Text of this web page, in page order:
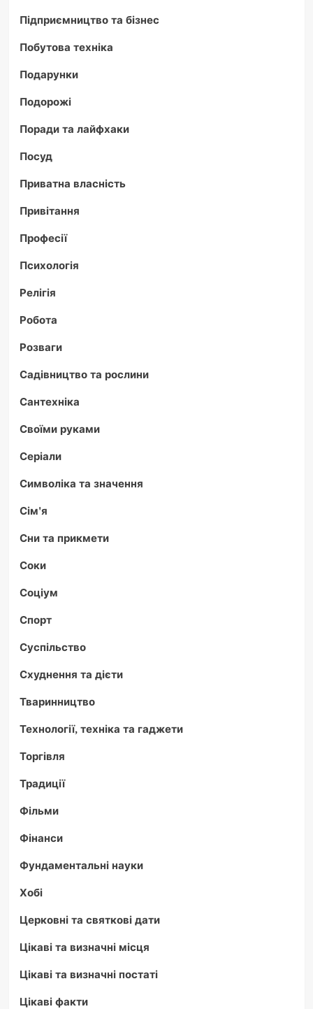
Підприємництво та бізнес
Побутова техніка
Подарунки
Подорожі
Поради та лайфхаки
Посуд
Приватна власність
Привітання
Професії
Психологія
Релігія
Робота
Розваги
Садівництво та рослини
Сантехніка
Своїми руками
Серіали
Символіка та значення
Сім'я
Сни та прикмети
Соки
Соціум
Спорт
Суспільство
Схуднення та дієти
Тваринництво
Технології, техніка та гаджети
Торгівля
Традиції
Фільми
Фінанси
Фундаментальні науки
Хобі
Церковні та святкові дати
Цікаві та визначні місця
Цікаві та визначні постаті
Цікаві факти